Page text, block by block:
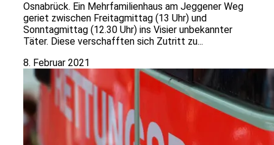
Osnabrück. Ein Mehrfamilienhaus am Jeggener Weg
geriet zwischen Freitagmittag (13 Uhr) und
Sonntagmittag (12.30 Uhr) ins Visier unbekannter
Täter. Diese verschafften sich Zutritt zu...
8. Februar 2021